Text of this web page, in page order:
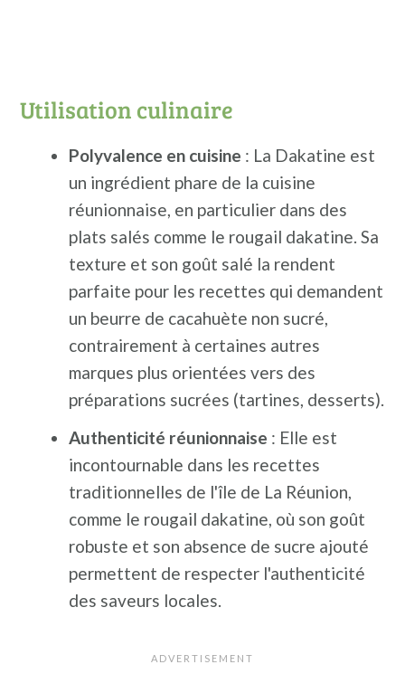
Utilisation culinaire
Polyvalence en cuisine : La Dakatine est
un ingrédient phare de la cuisine
réunionnaise, en particulier dans des
plats salés comme le rougail dakatine. Sa
texture et son goût salé la rendent
parfaite pour les recettes qui demandent
un beurre de cacahuète non sucré,
contrairement à certaines autres
marques plus orientées vers des
préparations sucrées (tartines, desserts).
Authenticité réunionnaise : Elle est
incontournable dans les recettes
traditionnelles de l'île de La Réunion,
comme le rougail dakatine, où son goût
robuste et son absence de sucre ajouté
permettent de respecter l'authenticité
des saveurs locales.